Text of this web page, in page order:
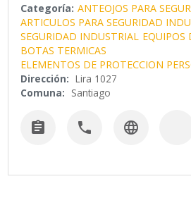
Categoría: ANTEOJOS PARA
ARTICULOS PARA SEGURIDAD
SEGURIDAD INDUSTRIAL EQUIPOS
BOTAS TERMICAS
ELEMENTOS DE PROTECCION
Dirección: Lira 1027
Comuna: Santiago
  